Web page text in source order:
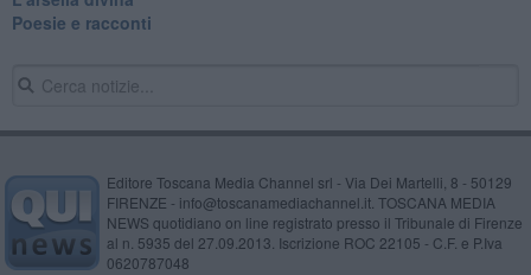
Poesie e racconti
Editore Toscana Media Channel srl - Via Dei Martelli, 8 - 50129
FIRENZE - info@toscanamediachannel.it. TOSCANA MEDIA
NEWS quotidiano on line registrato presso il Tribunale di Firenze
al n. 5935 del 27.09.2013. Iscrizione ROC 22105 - C.F. e P.Iva
0620787048